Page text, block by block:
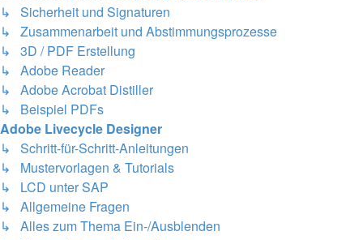
↳ Sicherheit und Signaturen
↳ Zusammenarbeit und Abstimmungsprozesse
↳ 3D / PDF Erstellung
↳ Adobe Reader
↳ Adobe Acrobat Distiller
↳ Beispiel PDFs
Adobe Livecycle Designer
↳ Schritt-für-Schritt-Anleitungen
↳ Mustervorlagen & Tutorials
↳ LCD unter SAP
↳ Allgemeine Fragen
↳ Alles zum Thema Ein-/Ausblenden